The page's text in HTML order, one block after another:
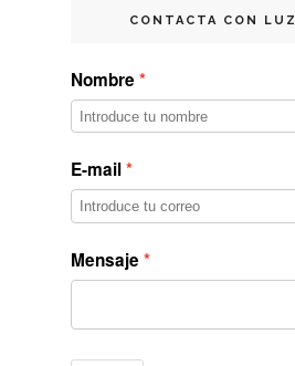
CONTACTA CON LUZ
Nombre
E-mail
Mensaje